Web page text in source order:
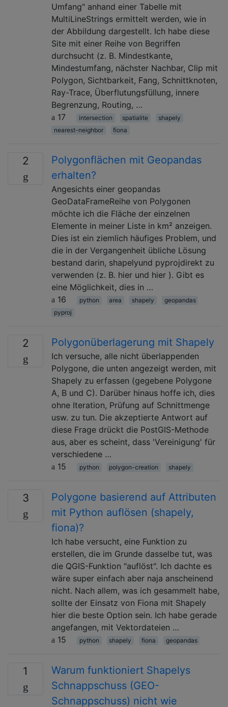
Umfang" anhand einer Tabelle mit
MultiLineStrings ermittelt werden, wie in
der Abbildung dargestellt. Ich habe diese
Site mit einer Reihe von Begriffen
durchsucht (z. B. Mindestkante,
Mindestumfang, nächster Nachbar, Clip mit
Polygon, Sichtbarkeit, Fang, Schnittknoten,
Ray-Trace, Überflutungsfüllung, innere
Begrenzung, Routing, …
17
intersection spatialite
shapely
nearest-neighbor
fiona
2
Polygonflächen mit Geopandas
erhalten?
Angesichts einer geopandas
GeoDataFrameReihe von Polygonen
möchte ich die Fläche der einzelnen
Elemente in meiner Liste in km² anzeigen.
Dies ist ein ziemlich häufiges Problem, und
die in der Vergangenheit übliche Lösung
bestand darin, shapelyund pyprojdirekt zu
verwenden (z. B. hier und hier ). Gibt es
eine Möglichkeit, dies in …
16
python area shapely
geopandas
pyproj
2 Polygonüberlagerung mit Shapely
Ich versuche, alle nicht überlappenden
Polygone, die unten angezeigt werden, mit
Shapely zu erfassen (gegebene Polygone
A, B und C). Darüber hinaus hoffe ich, dies
ohne Iteration, Prüfung auf Schnittmenge
usw. zu tun. Die akzeptierte Antwort auf
diese Frage drückt die PostGIS-Methode
aus, aber es scheint, dass 'Vereinigung' für
verschiedene …
15
python polygon-creation shapely
3
Polygone basierend auf Attributen
mit Python auflösen (shapely,
fiona)?
Ich habe versucht, eine Funktion zu
erstellen, die im Grunde dasselbe tut, was
die QGIS-Funktion "auflöst". Ich dachte es
wäre super einfach aber naja anscheinend
nicht. Nach allem, was ich gesammelt habe,
sollte der Einsatz von Fiona mit Shapely
hier die beste Option sein. Ich habe gerade
angefangen, mit Vektordateien …
15
python shapely fiona geopandas
1
Warum funktioniert Shapelys
Schnappschuss (GEO-
Schnappschuss) nicht wie